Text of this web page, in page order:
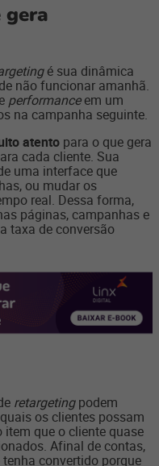
gera
é sua dinâmica
não funcionar amanhã.
performanceem um
na campanha seguinte.
atento para o que gera
cada cliente. Sua
uma interface que
ou mudar os
real. Dessa forma,
páginas, campanhas e
taxa de conversão
retargetingpodem
os clientes possam
item que o cliente quase
Afinal de contas,
convertido porque